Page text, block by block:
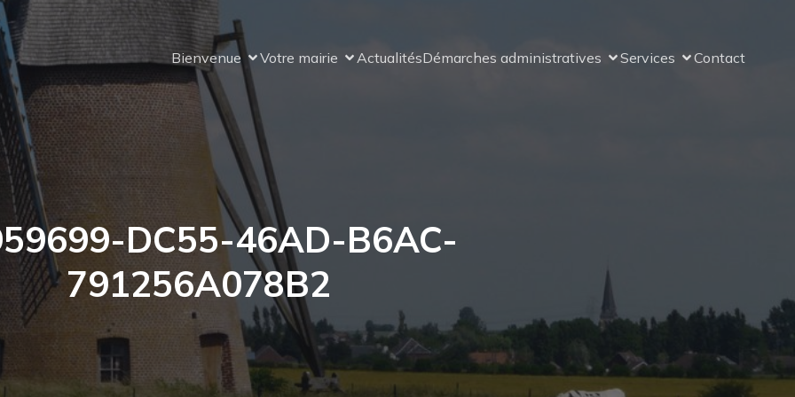
Bienvenue Votre mairie ActualitésDémarches administratives Services Contact
DC55-46AD-B6AC-
791256A078B2